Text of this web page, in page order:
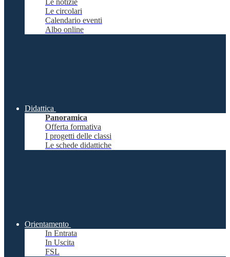
Le notizie
Le circolari
Calendario eventi
Albo online
Didattica
Panoramica
Offerta formativa
I progetti delle classi
Le schede didattiche
Orientamento
In Entrata
In Uscita
FSL